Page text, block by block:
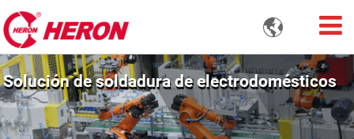

Solución de soldadura de electrodomésticos